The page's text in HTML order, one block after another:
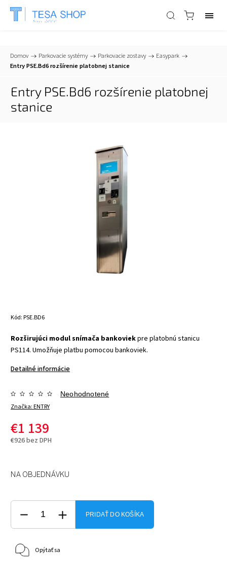
📞+421 903 553 805 info@tesa-systems.sk
Domov / Parkovacie systémy / Parkovacie zostavy / Easypark /
Entry PSE.Bd6 rozšírenie platobnej stanice
Entry PSE.Bd6 rozšírenie platobnej
stanice
Kód:PSE.BD6
Rozširujúci modul snímača bankoviekpre platobnú stanicu
PS114. Umožňuje platbu pomocou bankoviek.
Detailné informácie
Značka:ENTRY
Neohodnotené
€1 139
€926 bez DPH
NA OBJEDNÁVKU
PRIDAŤ DO KOŠÍKA
Opýtať sa